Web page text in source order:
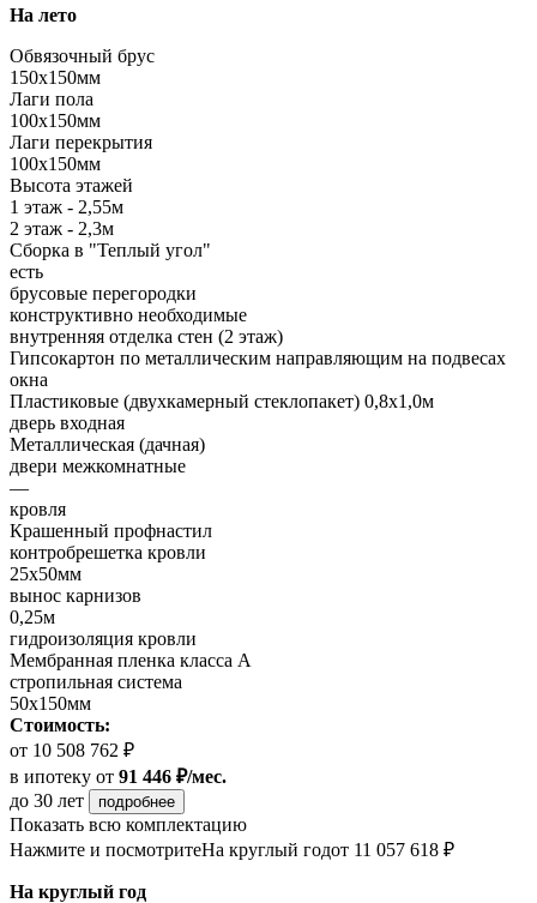
На лето
Обвязочный брус
150х150мм
Лаги пола
100х150мм
Лаги перекрытия
100х150мм
Высота этажей
1 этаж - 2,55м
2 этаж - 2,3м
Сборка в "Теплый угол"
есть
брусовые перегородки
конструктивно необходимые
внутренняя отделка стен (2 этаж)
Гипсокартон по металлическим направляющим на подвесах
окна
Пластиковые (двухкамерный стеклопакет) 0,8х1,0м
дверь входная
Металлическая (дачная)
двери межкомнатные
—
кровля
Крашенный профнастил
контробрешетка кровли
25х50мм
вынос карнизов
0,25м
гидроизоляция кровли
Мембранная пленка класса А
стропильная система
50х150мм
Стоимость:
от 10 508 762 ₽
в ипотеку от 91 446 ₽/мес.
до 30 лет
подробнее
Показать всю комплектацию
Нажмите и посмотритеНа круглый годот 11 057 618 ₽
На круглый год